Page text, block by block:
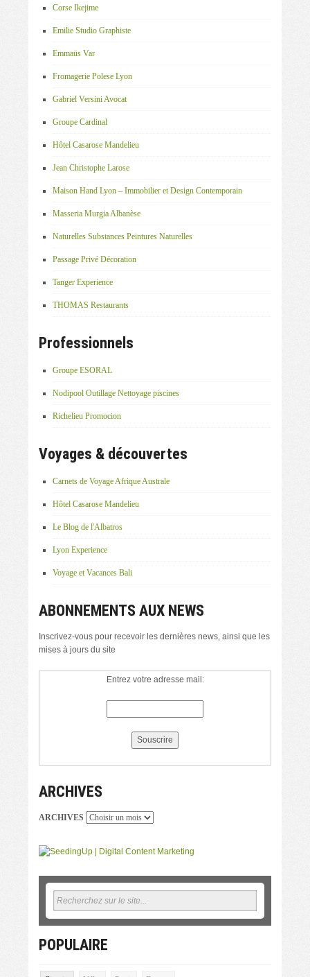
Corse Ikejime
Emilie Studio Graphiste
Emmaüs Var
Fromagerie Polese Lyon
Gabriel Versini Avocat
Groupe Cardinal
Hôtel Casarose Mandelieu
Jean Christophe Larose
Maison Hand Lyon – Immobilier et Design Contemporain
Masseria Murgia Albanèse
Naturelles Substances Peintures Naturelles
Passage Privé Décoration
Tanger Experience
THOMAS Restaurants
Professionnels
Groupe ESORAL
Nodipool Outillage Nettoyage piscines
Richelieu Promocion
Voyages & découvertes
Carnets de Voyage Afrique Australe
Hôtel Casarose Mandelieu
Le Blog de l'Albatros
Lyon Experience
Voyage et Vacances Bali
ABONNEMENTS AUX NEWS
Inscrivez-vous pour recevoir les dernières news, ainsi que les
mises à jours du site
Entrez votre adresse mail:
ARCHIVES
ARCHIVES
POPULAIRE